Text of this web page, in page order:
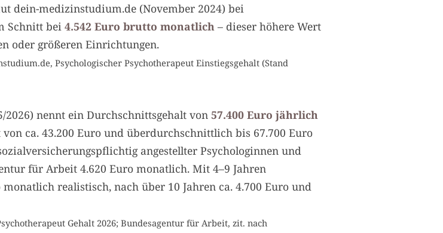
dein-medizinstudium.de (November 2024) bei
Schnitt bei 4.542 Euro brutto monatlich – dieser höhere Wert
oder größeren Einrichtungen.
Psychologischer Psychotherapeut Einstiegsgehalt (Stand
2026) nennt ein Durchschnittsgehalt von 57.400 Euro jährlich
ca. 43.200 Euro und überdurchschnittlich bis 67.700 Euro
angestellter Psychologinnen und
für Arbeit 4.620 Euro monatlich. Mit 4–9 Jahren
realistisch, nach über 10 Jahren ca. 4.700 Euro und
Gehalt 2026; Bundesagentur für Arbeit, zit. nach